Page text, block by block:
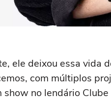
ele deixou essa vida
com múltiplos
show no lendário